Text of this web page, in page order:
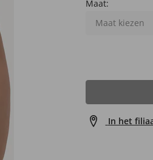
Maat:
Maat kiezen
In het